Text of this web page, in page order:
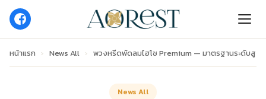
หน้าแรก › News All › พวงหรีดพัดลมไฮโซ Premium — มาตรฐานระดับสูง
News All